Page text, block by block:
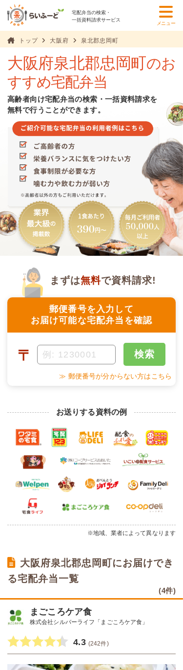
宅配弁当の検索・
一括資料請求サービス
メニュー
トップ 大阪府 泉北郡忠岡町
大阪府泉北郡忠岡町のお
すすめ宅配弁当
高齢者向け宅配弁当の検索・一括資料請求を
無料で行うことができます。
郵便番号を入力して
お届け可能な宅配弁当を確認
まずは無料で資料請求!
〒 検索
≫ 郵便番号が分からない方はこちら
お送りする資料の例
※地域、業者によって異なります
大阪府泉北郡忠岡町にお届けでき
る宅配弁当一覧
(4件)
まごころケア食
株式会社シルバーライフ「まごころケア食」
4.3 (242件)